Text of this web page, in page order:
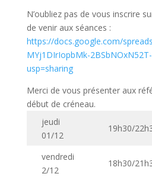
N’oubliez pas de vous inscrire
de venir aux séances :
https://docs.google.com/
MYj1DIrIopbMk-
usp=sharing
Merci de vous présenter aux
début de créneau.
jeudi
01/12
19h30/
vendredi
2/12
18h30/